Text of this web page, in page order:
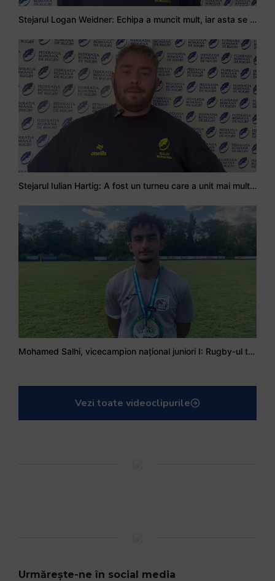
Stejarul Logan Weidner: Echipa a muncit mult, iar asta se va vedea în meciurile de la Nations Cup
Stejarul Iulian Hartig: A fost un turneu care a unit mai mult echipa
Mohamed Salhi, vicecampion național juniori I: Rugby-ul te învață să accepți și înfrângerile
Vezi toate videoclipurile
Urmărește-ne în social media